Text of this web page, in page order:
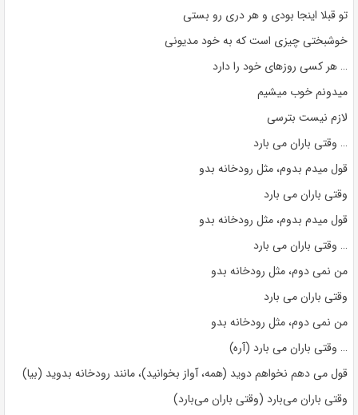
تو قبلا اینجا بودی و هر دری رو بستی
خوشبختی چیزی است که به خود مدیونی
… هر کسی روزهای خود را دارد
میدونم خوب میشیم
لازم نیست بترسی
… وقتی باران می بارد
قول میدم بدوم، مثل رودخانه بدو
وقتی باران می بارد
قول میدم بدوم، مثل رودخانه بدو
… وقتی باران می بارد
من نمی دوم، مثل رودخانه بدو
وقتی باران می بارد
من نمی دوم، مثل رودخانه بدو
… وقتی باران می بارد (آره)
قول می دهم نخواهم دوید (همه، آواز بخوانید)، مانند رودخانه بدوید (بیا)
وقتی باران می‌بارد (وقتی باران می‌بارد)